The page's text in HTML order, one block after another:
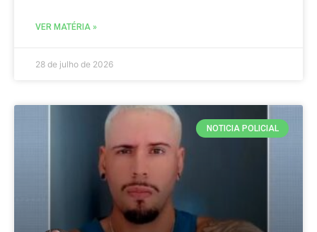
VER MATÉRIA »
28 de julho de 2026
NOTICIA POLICIAL